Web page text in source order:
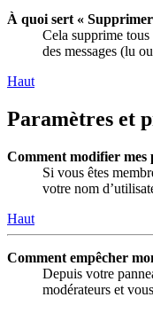
À quoi sert « Supprimer
Cela supprime
des messages (lu
Haut
Paramètres et
Comment modifier mes
Si vous êtes
votre nom
Haut
Comment empêcher
Depuis votre
modérateurs et